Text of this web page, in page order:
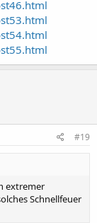
#19
extremer
Schnellfeuer